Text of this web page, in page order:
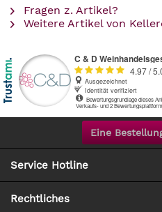
Fragen z. Artikel?
Weitere Artikel von
Eine
Service Hotline
Rechtliches